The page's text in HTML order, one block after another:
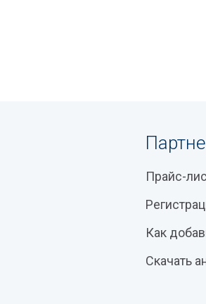
Прайс-
Как
Скачать